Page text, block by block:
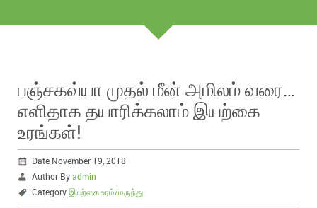
பஞ்சகவ்யா முதல் மீன் அமிலம் வரை…
எளிதாக தயாரிக்கலாம் இயற்கை
உரங்கள்!
Date November 19, 2018
Author Byadmin
Categoryஇயற்கை உரம்/மருந்து